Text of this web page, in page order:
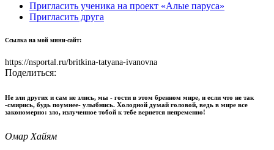
Пригласить ученика на проект «Алые паруса»
Пригласить друга
Ссылка на мой мини-сайт:
https://nsportal.ru/britkina-tatyana-ivanovna
Поделиться:
Не зли других и сам не злись, мы - гости в этом бренном мире, и если что не так
-смирись, будь поумнее- улыбнись. Холодной думай головой, ведь в мире все
закономерно: зло, излученное тобой к тебе вернется непременно!
Омар Хайям